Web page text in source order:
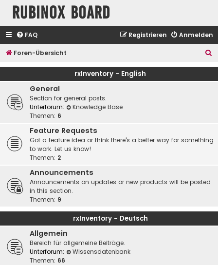
Rubinox Board
FAQ Anmelden
Registrieren
Foren-Übersicht
u
rxInventory - English
General
Section for general posts.
Unterforum:
Knowledge Base
Themen: 6
Feature Requests
Got a feature idea or think there's a better way for something
to work. Let us know!
Themen: 2
Announcements
Announcements on updates or new products will be posted
in this section.
Themen: 9
rxInventory - Deutsch
Allgemein
Bereich für allgemeine Beiträge.
Unterforum:
Wissensdatenbank
Themen: 66